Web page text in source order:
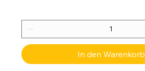
In den Warenkorb